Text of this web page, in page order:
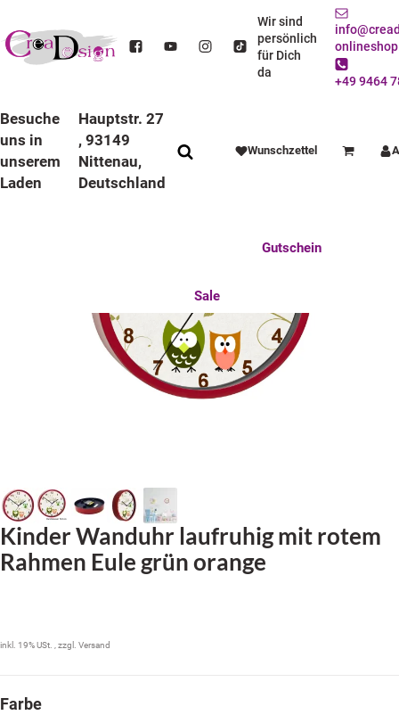
Wir sind
persönlich
für Dich
da
+49 9464
Besuche
uns in
unserem
Laden
Hauptstr. 27
, 93149
Nittenau,
Deutschland
Wunschzettel Warenkorb
Gutschein
Sale
KINDER WANDUHR LAUFRUHIG MIT BUNTEN RAHMEN EULE GRÜN ORANGE
Kinder Wanduhr laufruhig mit rotem
Rahmen Eule grün orange
inkl. 19% USt. , zzgl. Versand
Farbe